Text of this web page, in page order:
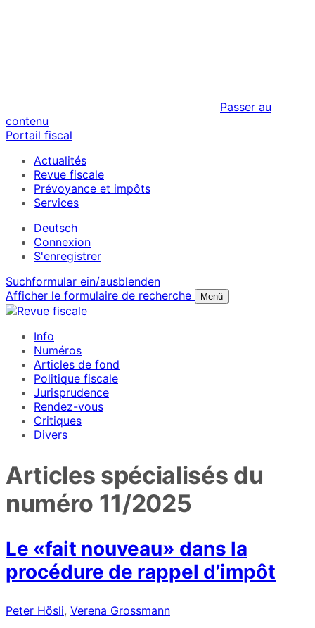
Passer au
contenu
Portail fiscal
Actualités
Revue fiscale
Prévoyance et impôts
Services
Deutsch
Connexion
S'enregistrer
Suchformular ein/ausblenden
Afficher le formulaire de recherche
Menü
Info
Numéros
Articles de fond
Politique fiscale
Jurisprudence
Rendez-vous
Critiques
Divers
Articles spécialisés du
numéro 11/2025
Le «fait nouveau» dans la
procédure de rappel d’impôt
Peter Hösli, Verena Grossmann